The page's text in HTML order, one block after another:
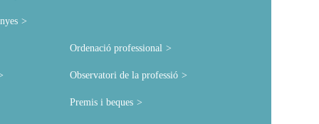
Ordenació professional
Observatori de la professió
Premis i beques